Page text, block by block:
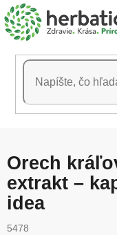
Prejsť
na
obsah
Orech
extrakt –
idea
5478